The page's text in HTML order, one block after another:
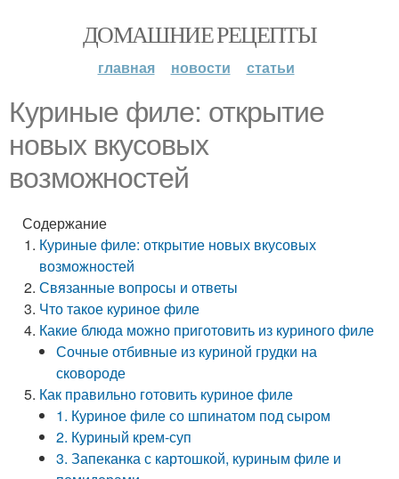
ДОМАШНИЕ РЕЦЕПТЫ
главная новости статьи
Куриные филе: открытие
новых вкусовых
возможностей
Содержание
Куриные филе: открытие новых вкусовых
возможностей
Связанные вопросы и ответы
Что такое куриное филе
Какие блюда можно приготовить из куриного филе
Сочные отбивные из куриной грудки на
сковороде
Как правильно готовить куриное филе
1. Куриное филе со шпинатом под сыром
2. Куриный крем-суп
3. Запеканка с картошкой, куриным филе и